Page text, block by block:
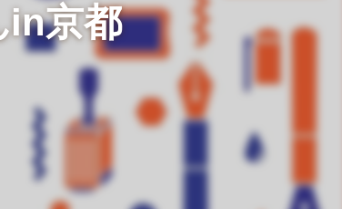
in京都